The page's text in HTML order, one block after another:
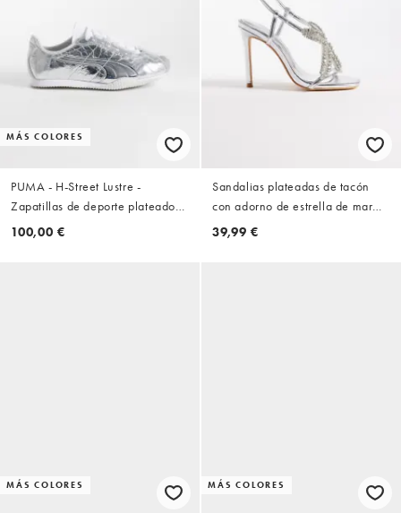
MÁS COLORES
PUMA - H-Street Lustre -
Zapatillas de deporte plateado
metalizado
100,00 €
Sandalias plateadas de tacón
con adorno de estrella de mar
Lumi de Public Desire
39,99 €
MÁS COLORES MÁS COLORES